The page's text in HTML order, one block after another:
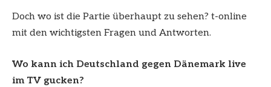
Doch wo ist die Partie überhaupt zu sehen? t-online
mit den wichtigsten Fragen und Antworten.
Wo kann ich Deutschland gegen Dänemark live
im TV gucken?